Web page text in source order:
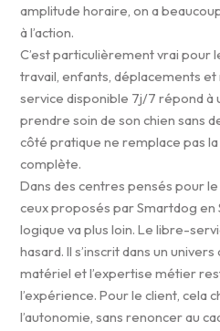
amplitude horaire, on a
à l’action.
C’est particulièrement vrai pour
travail, enfants, déplacements et
service disponible 7j/7 répond à
prendre soin de son chien sans
côté pratique ne remplace pas la
complète.
Dans des centres pensés pour
ceux proposés par Smartdog en
logique va plus loin. Le libre-
hasard. Il s’inscrit dans un
matériel et l’expertise métier
l’expérience. Pour le client, cela
l’autonomie, sans renoncer au